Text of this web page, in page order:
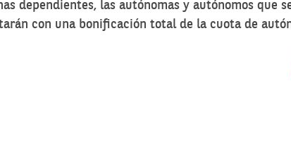
dependientes, las autónomas y autónomos que
con una bonificación total de la cuota de